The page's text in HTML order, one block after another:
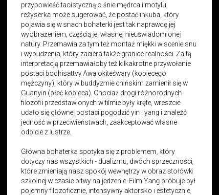
przypowieść taoistyczną o śnie mędrca i motylu,
reżyserka może sugerować, że postać inkuba, który
pojawia się w snach bohaterki jest tak naprawdę jej
wyobrażeniem, częścią jej własnej nieuświadomionej
natury. Przemawia za tym też montaż miękki w scenie snu
i wybudzenia, który zaciera także granice realności. Za tą
interpretacją przemawiałoby też kilkakrotne przywołanie
postaci bodhisattvy Awalokiteśwary (kobiecego
mężczyny), który w buddyzmie chińskim zamienił się w
Guanyin (płeć kobieca). Chociaż drogi różnorodnych
filozofii przedstawionych w filmie były kręte, wreszcie
udało się głównej postaci pogodzić yin i yang i znaleźć
jedność w przeciwieństwach, zaakceptować własne
odbicie z lustrze.
Główna bohaterka spotyka się z problemem, który
dotyczy nas wszystkich - dualizmu, dwóch sprzeczności,
które zmieniają nasz spokój wewnętrzy w obraz stołówki
szkolnej w czasie bitwy na jedzenie. Film Yang próbuje był
pojemny filozoficznie, intensywny aktorsko i estetycznie,